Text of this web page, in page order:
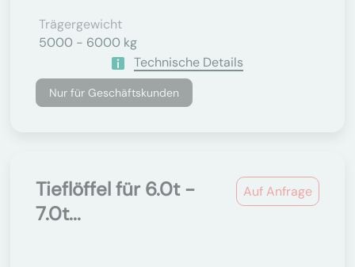
Trägergewicht
5000 - 6000 kg
Technische Details
Nur für Geschäftskunden
Auf Anfrage
Tieflöffel für 6.0t -
7.0t...